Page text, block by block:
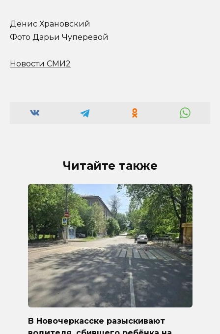
Денис Храновский
Фото Дарьи Чуперевой
Новости СМИ2
Читайте также
В Новочеркасске разыскивают